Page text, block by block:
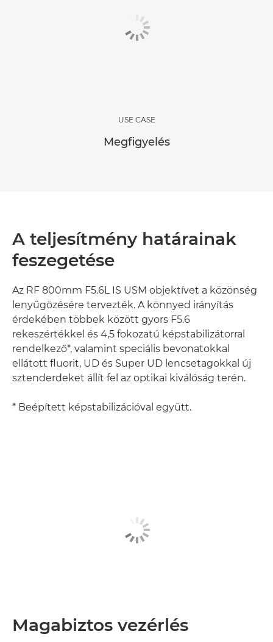
USE CASE
Megfigyelés
A teljesítmény határainak
feszegetése
Az RF 800mm F5.6L IS USM objektívet a közönség
lenyűgözésére tervezték. A könnyed irányítás
érdekében többek között gyors F5.6
rekeszértékkel és 4,5 fokozatú képstabilizátorral
rendelkező*, valamint speciális bevonatokkal
ellátott fluorit, UD és Super UD lencsetagokkal új
sztenderdeket állít fel az optikai kiválóság terén.
* Beépített képstabilizációval együtt.
Magabiztos vezérlés